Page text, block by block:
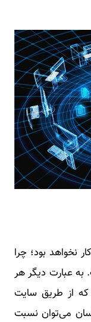
نخواهد بود؛ چرا
به عبارت دیگر هر
از طریق سایت
می‌توان نسبت